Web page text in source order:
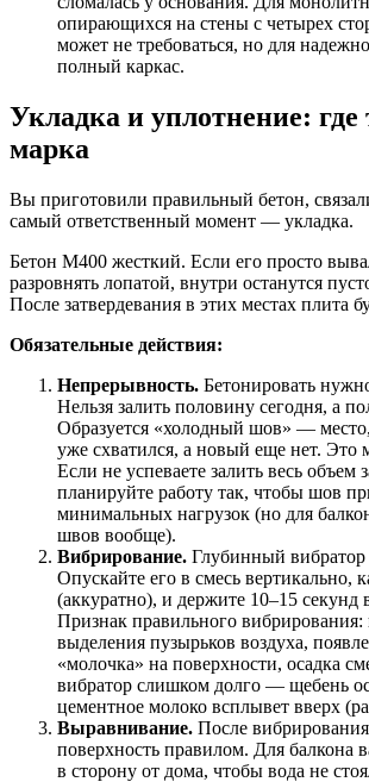
опирающихся на стены с четырех
может не требоваться, но для
полный каркас.
Укладка и уплотнение: где
марка
Вы приготовили правильный бетон,
самый ответственный момент — укладка.
Бетон М400 жесткий. Если его просто
разровнять лопатой, внутри останутся
После затвердевания в этих местах плита
Обязательные действия:
Непрерывность. Бетонировать
Нельзя залить половину сегодня, а
Образуется «холодный шов» —
уже схватился, а новый еще нет. Это
Если не успеваете залить весь объем
планируйте работу так, чтобы шов
минимальных нагрузок (но для
швов вообще).
Вибрирование. Глубинный вибратор
Опускайте его в смесь вертикально,
(аккуратно), и держите 10–15 секунд
Признак правильного
выделения пузырьков воздуха,
«молочка» на поверхности, осадка
вибратор слишком долго — щебень
цементное молоко всплывет вверх
Выравнивание. После
поверхность правилом. Для балкона
в сторону от дома, чтобы вода не